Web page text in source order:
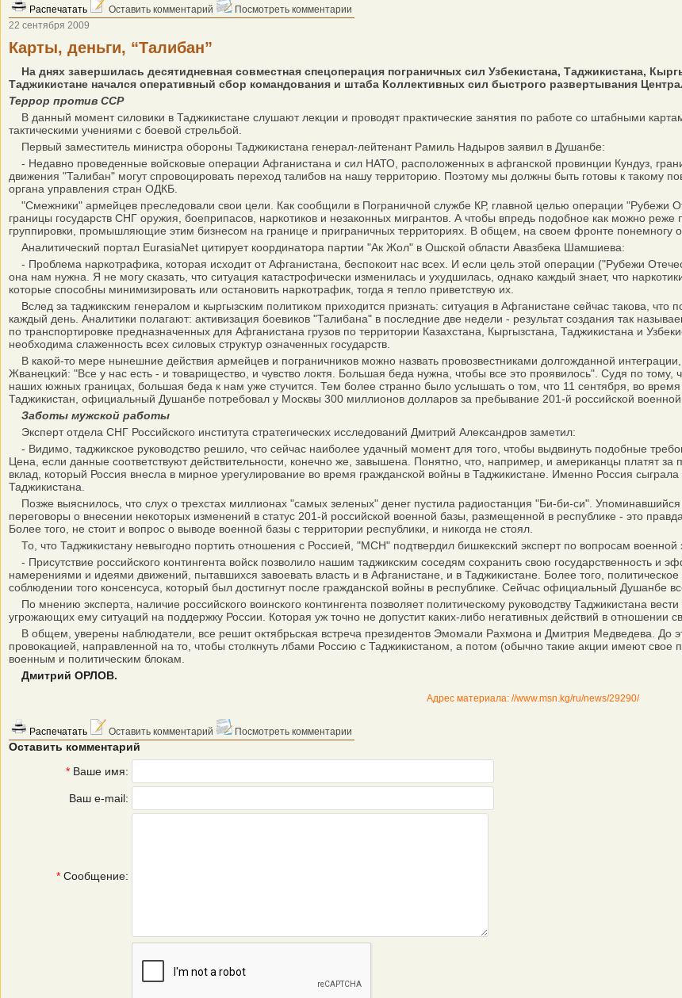
Распечатать Оставить комментарий
Посмотреть комментарии
22 сентября 2009
Карты, деньги, “Талибан”
На днях завершилась десятидневная совместная спецоперация пограничных сил Узбекистана, Таджикистана,
Таджикистане начался оперативный сбор командования и штаба Коллективных сил быстрого развертывания
Террор против ССР
В данный момент силовики в Таджикистане слушают лекции и проводят практические занятия по работе со штабными
тактическими учениями с боевой стрельбой.
Первый заместитель министра обороны Таджикистана генерал-лейтенант Рамиль Надыров заявил в Душанбе:
- Недавно проведенные войсковые операции Афганистана и сил НАТО, расположенных в афганской провинции Кундуз,
движения "Талибан" могут спровоцировать переход талибов на нашу территорию. Поэтому мы должны быть готовы к такому
органа управления стран ОДКБ.
"Смежники" армейцев преследовали свои цели. Как сообщили в Пограничной службе КР, главной целью операции "Рубежи
границы государств СНГ оружия, боеприпасов, наркотиков и незаконных мигрантов. А чтобы впредь подобное как можно реже
группировки, промышляющие этим бизнесом на границе и приграничных территориях. В общем, на своем фронте понемногу
Аналитический портал EurasiaNet цитирует координатора партии "Ак Жол" в Ошской области Авазбека Шамшиева:
- Проблема наркотрафика, которая исходит от Афганистана, беспокоит нас всех. И если цель этой операции ("Рубежи
она нам нужна. Я не могу сказать, что ситуация катастрофически изменилась и ухудшилась, однако каждый знает, что
которые способны минимизировать или остановить наркотрафик, тогда я тепло приветствую их.
Вслед за таджикским генералом и кыргызским политиком приходится признать: ситуация в Афганистане сейчас такова,
каждый день. Аналитики полагают: активизация боевиков "Талибана" в последние две недели - результат создания так
по транспортировке предназначенных для Афганистана грузов по территории Казахстана, Кыргызстана, Таджикистана и
необходима слаженность всех силовых структур означенных государств.
В какой-то мере нынешние действия армейцев и пограничников можно назвать провозвестниками долгожданной
Жванецкий: "Все у нас есть - и товарищество, и чувство локтя. Большая беда нужна, чтобы все это проявилось". Судя по
наших южных границах, большая беда к нам уже стучится. Тем более странно было услышать о том, что 11 сентября, во
Таджикистан, официальный Душанбе потребовал у Москвы 300 миллионов долларов за пребывание 201-й российской военной
Заботы мужской работы
Эксперт отдела СНГ Российского института стратегических исследований Дмитрий Александров заметил:
- Видимо, таджикское руководство решило, что сейчас наиболее удачный момент для того, чтобы выдвинуть подобные
Цена, если данные соответствуют действительности, конечно же, завышена. Понятно, что, например, и американцы платят за
вклад, который Россия внесла в мирное урегулирование во время гражданской войны в Таджикистане. Именно Россия
Таджикистана.
Позже выяснилось, что слух о трехстах миллионах "самых зеленых" денег пустила радиостанция "Би-би-си".
переговоры о внесении некоторых изменений в статус 201-й российской военной базы, размещенной в республике - это
Более того, не стоит и вопрос о выводе военной базы с территории республики, и никогда не стоял.
То, что Таджикистану невыгодно портить отношения с Россией, "МСН" подтвердил бишкекский эксперт по вопросам
- Присутствие российского контингента войск позволило нашим таджикским соседям сохранить свою государственность и
намерениями и идеями движений, пытавшихся завоевать власть и в Афганистане, и в Таджикистане. Более того, политическое
соблюдении того консенсуса, который был достигнут после гражданской войны в республике. Сейчас официальный Душанбе
По мнению эксперта, наличие российского воинского контингента позволяет политическому руководству Таджикистана
угрожающих ему ситуаций на поддержку России. Которая уж точно не допустит каких-либо негативных действий в отношении
В общем, уверены наблюдатели, все решит октябрьская встреча президентов Эмомали Рахмона и Дмитрия Медведева. До
провокацией, направленной на то, чтобы столкнуть лбами Россию с Таджикистаном, а потом (обычно такие акции имеют
военным и политическим блокам.
Дмитрий ОРЛОВ.
Адрес материала: //www.msn.kg/ru/news/29290/
Распечатать Оставить комментарий Посмотреть комментарии
Оставить комментарий
* Ваше имя:
Ваш e-mail:
* Сообщение: